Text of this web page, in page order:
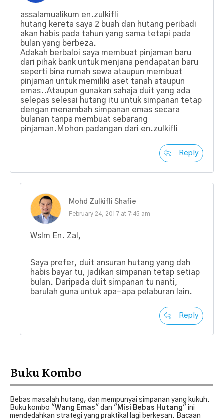
assalamualikum en.zulkifli
hutang kereta saya 2 buah dan hutang peribadi
akan habis pada tahun yang sama tetapi pada
bulan yang berbeza.
Adakah berbaloi saya membuat pinjaman baru
dari pihak bank untuk menjana pendapatan baru
seperti bina rumah sewa ataupun membuat
pinjaman untuk memiliki aset tanah ataupun
emas..Ataupun gunakan sahaja duit yang ada
selepas selesai hutang itu untuk simpanan tetap
dengan menambah simpanan emas secara
bulanan tanpa membuat sebarang
pinjaman.Mohon padangan dari en.zulkifli
Reply
Mohd Zulkifli Shafie
February 24, 2017 at 7:45 am
Wslm En. Zal,
Saya prefer, duit ansuran hutang yang dah
habis bayar tu, jadikan simpanan tetap setiap
bulan. Daripada duit simpanan tu nanti,
barulah guna untuk apa-apa pelaburan lain.
Reply
Buku Kombo
Bebas masalah hutang, dan mempunyai simpanan yang kukuh.
Buku kombo "Wang Emas" dan " Misi Bebas Hutang" ini
mendedahkan strategi yang praktikal lagi berkesan. Bacaan